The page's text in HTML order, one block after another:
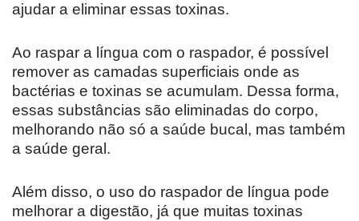
ajudar a eliminar essas toxinas.
Ao raspar a língua com o raspador, é possível
remover as camadas superficiais onde as
bactérias e toxinas se acumulam. Dessa forma,
essas substâncias são eliminadas do corpo,
melhorando não só a saúde bucal, mas também
a saúde geral.
Além disso, o uso do raspador de língua pode
melhorar a digestão, já que muitas toxinas